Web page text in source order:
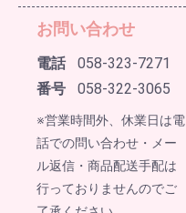
お問い合わせ
電話
番号
058-323-7271
058-322-3065
※営業時間外、休業日は電
話での問い合わせ・メー
ル返信・商品配送手配は
行っておりませんのでご